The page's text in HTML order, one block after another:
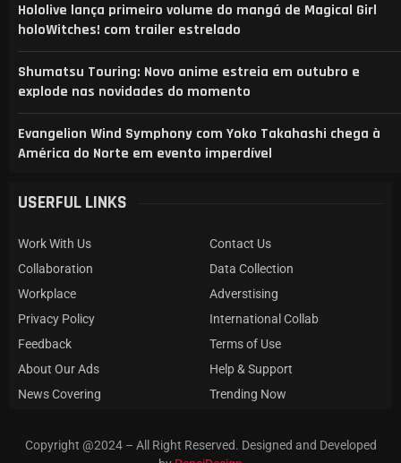
Hololive lança primeiro volume do mangá de Magical Girl
holoWitches! com trailer estrelado
Shumatsu Touring: Novo anime estreia em outubro e
explode nas novidades do momento
Evangelion Wind Symphony com Yoko Takahashi chega à
América do Norte em evento imperdível
USERFUL LINKS
Work With Us
Contact Us
Collaboration
Data Collection
Workplace
Adverstising
Privacy Policy
International Collab
Feedback
Terms of Use
About Our Ads
Help & Support
News Covering
Trending Now
Copyright @2024 – All Right Reserved. Designed and Developed